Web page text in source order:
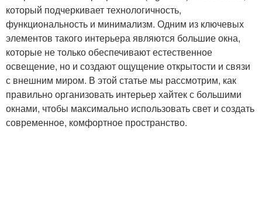
который подчеркивает технологичность,
функциональность и минимализм. Одним из ключевых
элементов такого интерьера являются большие окна,
которые не только обеспечивают естественное
освещение, но и создают ощущение открытости и связи
с внешним миром. В этой статье мы рассмотрим, как
правильно организовать интерьер хайтек с большими
окнами, чтобы максимально использовать свет и создать
современное, комфортное пространство.